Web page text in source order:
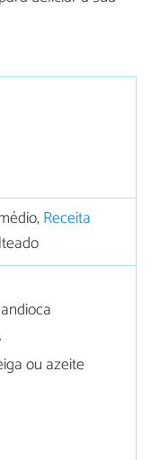
Receita
ou azeite